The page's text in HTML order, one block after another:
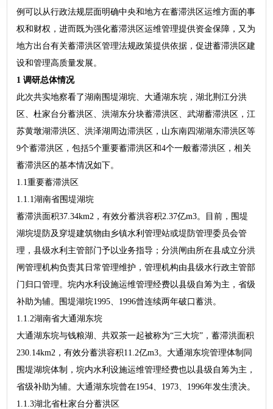
例可以从行政法规层面明确中央和地方在蓄滞洪区运维方面的事
权和财权，进而既为强化蓄滞洪区运维管理提供资金保障，又为
地方出台有关蓄滞洪区管理法规政策提供依据，促进蓄滞洪区建
设和管理高质量发展。
1 调研总体情况
此次共实地察看了湖南围堤湖垸、大通湖东垸，湖北荆江分洪
区、杜家台分蓄洪区、洪湖东分块蓄滞洪区、武湖蓄滞洪区，江
苏黄墩湖滞洪区、洪泽湖周边滞洪区，山东南四湖湖东滞洪区等
9个蓄滞洪区，包括5个重要蓄滞洪区和4个一般蓄滞洪区，相关
蓄滞洪区的基本情况如下。
1.1重要蓄滞洪区
1.1.1湖南省围堤湖垸
蓄滞洪面积37.34km2，有效分蓄洪容积2.37亿m3。目前，围堤
湖垸堤防及穿堤建筑物由乡镇水利管理站或堤防管理委员会管
理，县级水利主管部门予以业务指导；分洪闸由所在县成立分洪
闸管理机构负责其日常管理维护，管理机构由县级水行政主管部
门归口管理。垸内水利设施运维管理经费以县级自筹为主，省级
补助为辅。围堤湖垸1995、1996曾连续两年破口蓄洪。
1.1.2湖南省大通湖东垸
大通湖东垸与钱粮湖、共双茶一起被称为“三大垸”，蓄滞洪面积
230.14km2，有效分蓄洪容积11.2亿m3。大通湖东垸管理体制同
围堤湖垸体制，垸内水利设施运维管理经费也以县级自筹为主，
省级补助为辅。大通湖东垸曾在1954、1973、1996年发生溃决。
1.1.3湖北省杜家台分蓄洪区